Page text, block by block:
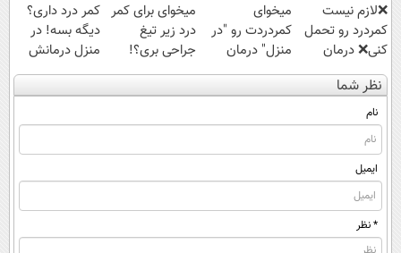
❌لازم نیست
کمردرد رو تحمل
کنی❌ درمان
بدون جراحی و
قرص
(پرسشنامه)
میخوای
کمردردت رو "در
منزل" درمان
کنی؟ (◂فیلم +
◂پرسش‌نامه)
میخوای برای کمر
درد زیر تیغ
جراحی بری؟!
◗پرسش‌نامه رو
پر کن◖
کمر درد داری؟
دیگه بسه! در
منزل درمانش
کن
(◀پرسش‌نامه)
نظر شما
نام
ایمیل
* نظر